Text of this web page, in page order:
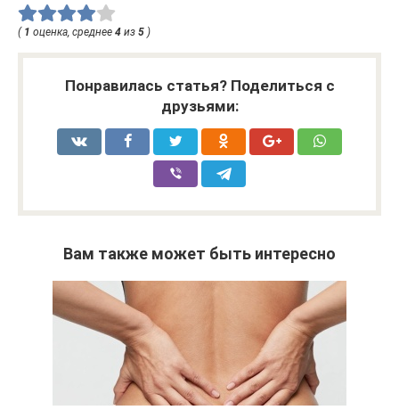
( 1 оценка, среднее 4 из 5 )
Понравилась статья? Поделиться с
друзьями:
Вам также может быть интересно